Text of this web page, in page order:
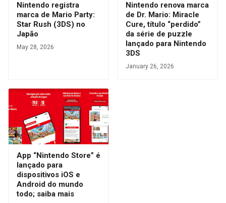
Nintendo registra
marca de Mario Party:
Star Rush (3DS) no
Japão
May 28, 2026
Nintendo renova marca
de Dr. Mario: Miracle
Cure, título “perdido”
da série de puzzle
lançado para Nintendo
3DS
January 26, 2026
App “Nintendo Store” é
lançado para
dispositivos iOS e
Android do mundo
todo; saiba mais